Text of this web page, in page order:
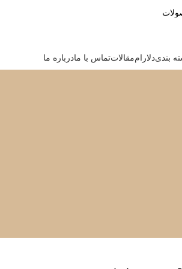
بندیدلاراممقالاتتماس با مادرباره ما